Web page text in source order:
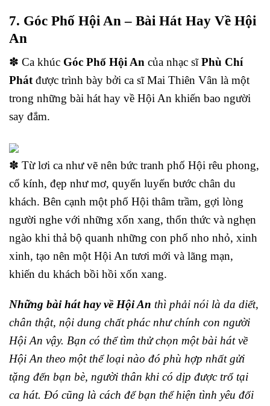
7. Góc Phố Hội An – Bài Hát Hay Về Hội
An
✽ Ca khúc Góc Phố Hội An của nhạc sĩPhù Chí
Phát được trình bày bởi ca sĩ Mai Thiên Vân là một
trong những bài hát hay về Hội An khiến bao người
say đắm.
✽ Từ lơi ca như vẽ nên bức tranh phố Hội rêu phong,
cổ kính, đẹp như mơ, quyến luyến bước chân du
khách. Bên cạnh một phố Hội thâm trầm, gợi lòng
người nghe với những xốn xang, thổn thức và nghẹn
ngào khi thả bộ quanh những con phố nho nhỏ, xinh
xinh, tạo nên một Hội An tươi mới và lãng mạn,
khiến du khách bồi hồi xốn xang.
Những bài hát hay về Hội An thì phải nói là da diết,
chân thật, nội dung chất phác như chính con người
Hội An vậy. Bạn có thể tìm thử chọn một bài hát về
Hội An theo một thể loại nào đó phù hợp nhất gửi
tặng đến bạn bè, người thân khi có dịp được trổ tại
ca hát. Đó cũng là cách để bạn thể hiện tình yêu đối